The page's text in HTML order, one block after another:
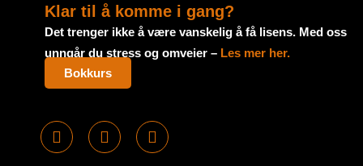
Klar til å komme i gang?
Det trenger ikke å være vanskelig å få lisens. Med oss ​​
unngår du stress og omveier – Les mer her.
Bokkurs
F
I
T